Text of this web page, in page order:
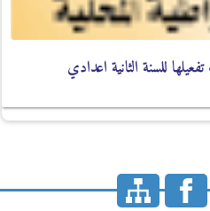
للسنة الثانية اعدادي